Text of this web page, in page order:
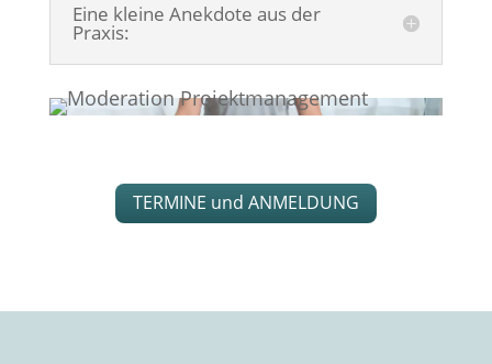
Eine kleine Anekdote aus der
Praxis:
TERMINE und ANMELDUNG